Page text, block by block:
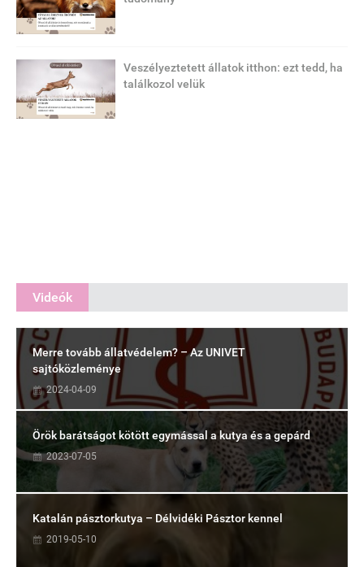
Veszélyeztetett állatok itthon: ezt tedd, ha
találkozol velük
Videók
Merre tovább állatvédelem? – Az UNIVET
sajtóközleménye
2024-04-09
Örök barátságot kötött egymással a kutya és a gepárd
2023-07-05
Katalán pásztorkutya – Délvidéki Pásztor kennel
2019-05-10